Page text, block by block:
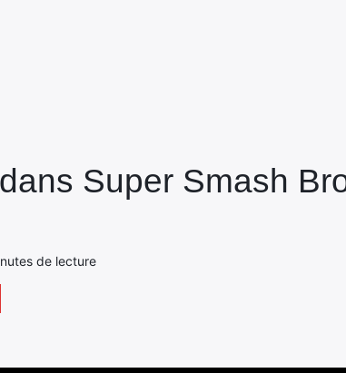
Super Smash
de lecture